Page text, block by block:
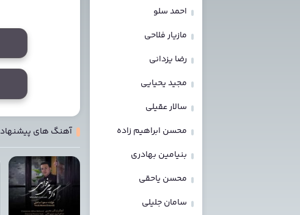
آهنگ های
احمد سلو
مازیار فلاحی
رضا یزدانی
مجید یحیایی
سالار عقیلی
محسن ابراهیم زاده
بنیامین بهادری
محسن یاحقی
سامان جلیلی